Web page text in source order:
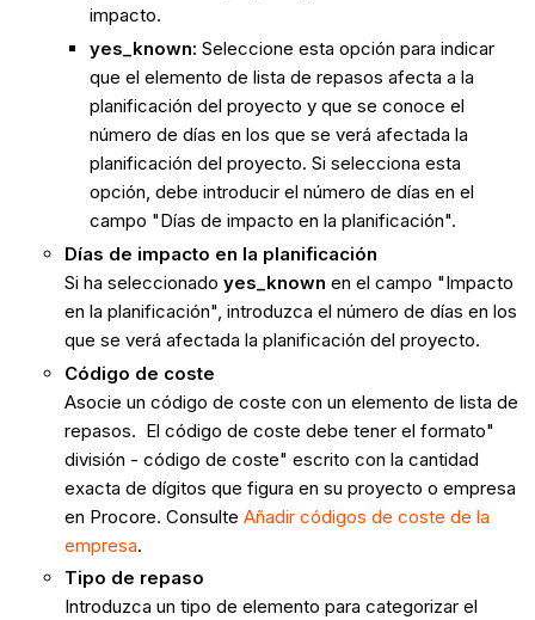
impacto.
yes_known: Seleccione esta opción para indicar
que el elemento de lista de repasos afecta a la
planificación del proyecto y que se conoce el
número de días en los que se verá afectada la
planificación del proyecto. Si selecciona esta
opción, debe introducir el número de días en el
campo "Días de impacto en la planificación".
Días de impacto en la planificación
Si ha seleccionado yes_known en el campo "Impacto
en la planificación", introduzca el número de días en los
que se verá afectada la planificación del proyecto.
Código de coste
Asocie un código de coste con un elemento de lista de
repasos. El código de coste debe tener el formato"
división - código de coste" escrito con la cantidad
exacta de dígitos que figura en su proyecto o empresa
en Procore. Consulte Añadir códigos de coste de la
empresa.
Tipo de repaso
Introduzca un tipo de elemento para categorizar el